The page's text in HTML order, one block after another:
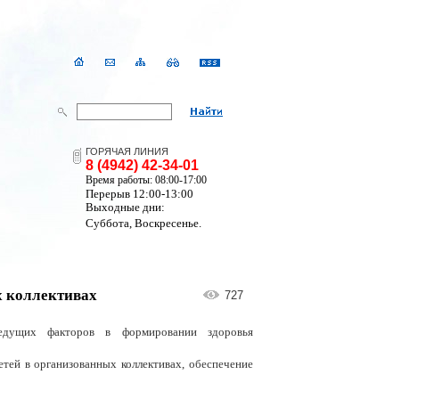
ГОРЯЧАЯ ЛИНИЯ
8 (4942) 42-34-01
Время работы: 08:00-17:00
Перерыв 12:00-13:00
Выходные дни:
Суббота, Воскресенье.
коллективах 727
факторов в формировании здоровья
в организованных коллективах, обеспечение